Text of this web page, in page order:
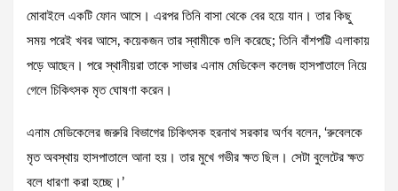
মোবাইলে একটি ফোন আসে। এরপর তিনি বাসা থেকে বের হয়ে যান। তার কিছু
সময় পরেই খবর আসে, কয়েকজন তার স্বামীকে গুলি করেছে; তিনি বাঁশপট্টি এলাকায়
পড়ে আছেন। পরে স্থানীয়রা তাকে সাভার এনাম মেডিকেল কলেজ হাসপাতালে নিয়ে
গেলে চিকিৎসক মৃত ঘোষণা করেন।
এনাম মেডিকেলের জরুরি বিভাগের চিকিৎসক হরনাথ সরকার অর্ণব বলেন, ‘রুবেলকে
মৃত অবস্থায় হাসপাতালে আনা হয়। তার মুখে গভীর ক্ষত ছিল। সেটা বুলেটের ক্ষত
বলে ধারণা করা হচ্ছে।’